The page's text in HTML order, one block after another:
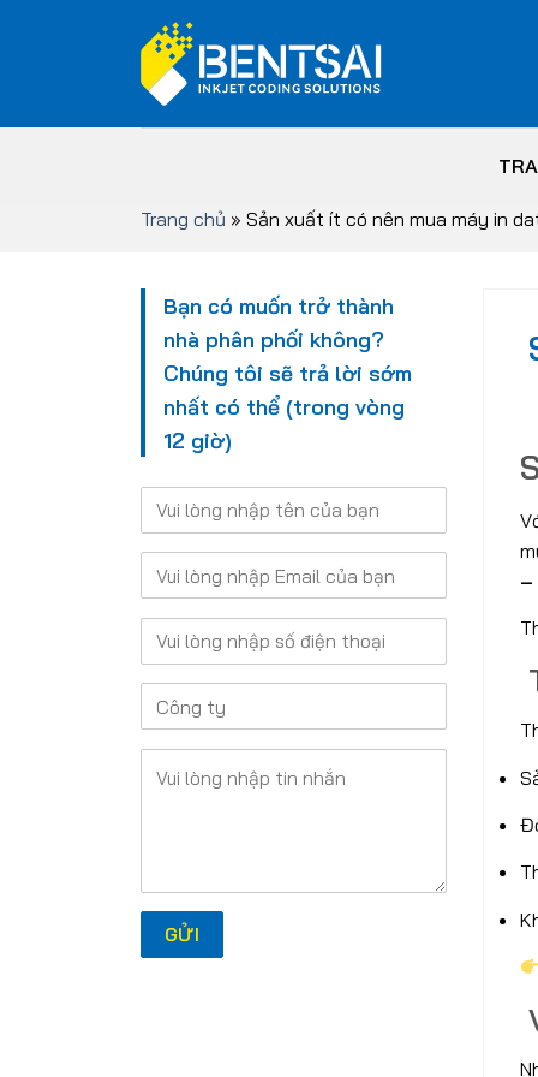
Trang chủ » Sản xuất ít có nên mua máy in
Bạn có muốn trở thành
nhà phân phối không?
Chúng tôi sẽ trả lời sớm
nhất có thể (trong vòng
12 giờ)
–